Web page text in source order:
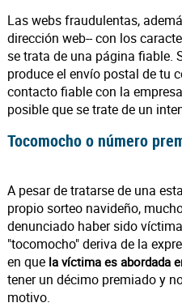
Las webs fraudulentas,
dirección web-- con los
se trata de una página fiable.
produce el envío postal de tu
contacto fiable con la
posible que se trate de un
Tocomocho o número
A pesar de tratarse de una
propio sorteo navideño,
denunciado haber sido
"tocomocho" deriva de la
en quela víctima es abordada
tener un décimo premiado y
motivo.